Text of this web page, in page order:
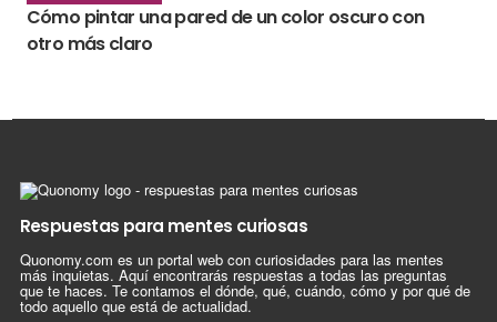
Cómo pintar una pared de un color oscuro con
otro más claro
Respuestas para mentes curiosas
Quonomy.com es un portal web con curiosidades para las mentes
más inquietas. Aquí encontrarás respuestas a todas las preguntas
que te haces. Te contamos el dónde, qué, cuándo, cómo y por qué de
todo aquello que está de actualidad.